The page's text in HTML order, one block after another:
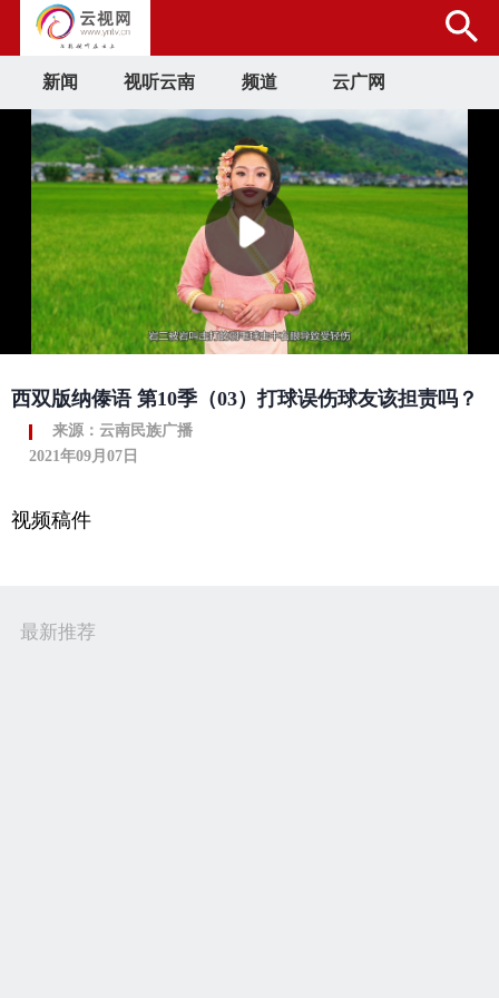
新闻 视听云南 频道 云广网
西双版纳傣语 第10季（03）打球误伤球友该担责吗？
来源：云南民族广播
2021年09月07日
视频稿件
最新推荐